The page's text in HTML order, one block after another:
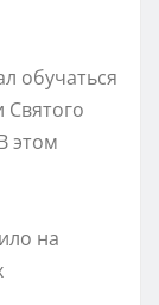
обучаться
этом
на